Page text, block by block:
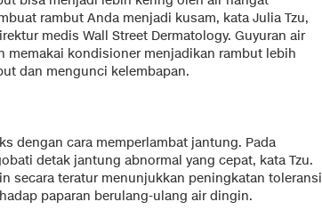
rambut Anda menjadi kusam, kata Julia Tzu,
medis Wall Street Dermatology. Guyuran air
memakai kondisioner menjadikan rambut lebih
dan mengunci kelembapan.
dengan cara memperlambat jantung. Pada
detak jantung abnormal yang cepat, kata Tzu.
secara teratur menunjukkan peningkatan toleransi
paparan berulang-ulang air dingin.